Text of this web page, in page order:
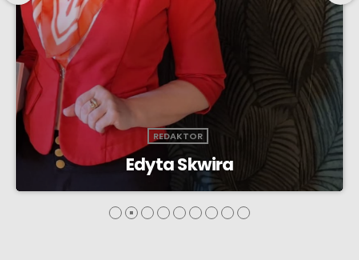
Paweł Mateusz Wójcik